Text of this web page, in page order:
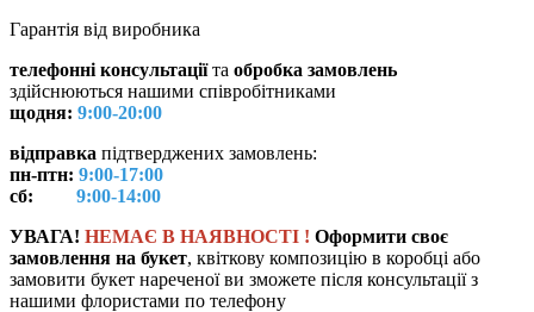
Гарантія від виробника
телефонні консультаціїта обробка замовлень
здійснюються нашими співробітниками
щодня: 9:00-20:00
відправка підтверджених замовлень:
пн-птн: 9:00-17:00
сб:
9:00-14:00
УВАГА! НЕМАЄ В ​​НАЯВНОСТІ ! Оформити своє
замовлення на букет, квіткову композицію в коробці або
замовити букет нареченої ви зможете після консультації з
нашими флористами по телефону